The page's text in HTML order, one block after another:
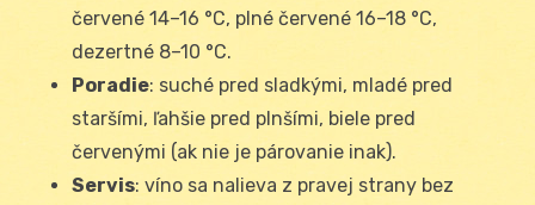
červené 14–16 °C, plné červené 16–18 °C,
dezertné 8–10 °C.
Poradie: suché pred sladkými, mladé pred
staršími, ľahšie pred plnšími, biele pred
červenými (ak nie je párovanie inak).
Servis: víno sa nalieva z pravej strany bez